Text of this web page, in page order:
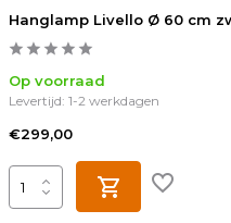
Hanglamp Livello Ø 60 cm
Op voorraad
Levertijd: 1-2 werkdagen
€299,00